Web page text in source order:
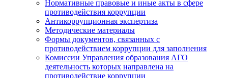
Нормативные правовые и иные акты в сфере
противодействия коррупции
Антикоррупционная экспертиза
Методические материалы
Формы документов, связанных с
противодействием коррупции для заполнения
Комиссии Управления образования АГО
деятельность которых направлена на
противодействие коррупции